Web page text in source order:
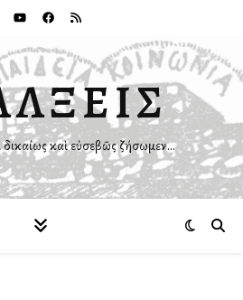
δικαίως καὶ εὐσεβῶς ζήσωμεν…